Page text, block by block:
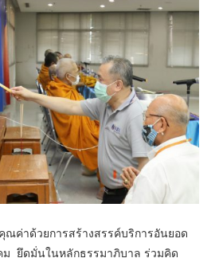
ณค่าด้วยการสร้างสรรค์บริการอันยอด
ม ยึดมั่นในหลักธรรมาภิบาล ร่วมคิด